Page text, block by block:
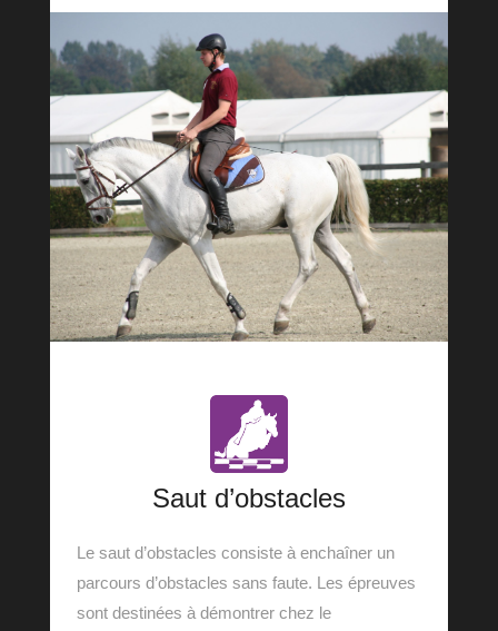
Saut d’obstacles
Le saut d’obstacles consiste à enchaîner un
parcours d’obstacles sans faute. Les épreuves
sont destinées à démontrer chez le